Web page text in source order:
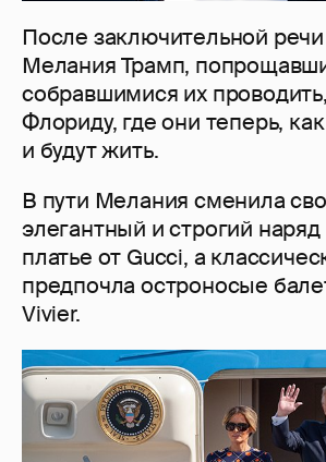
После заключительной
Мелания Трамп,
собравшимися их
Флориду, где они теперь,
и будут жить.
В пути Мелания сменила
элегантный и строгий
платье от Gucci, а
предпочла остроносые
Vivier.